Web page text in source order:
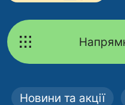
Новини та акції